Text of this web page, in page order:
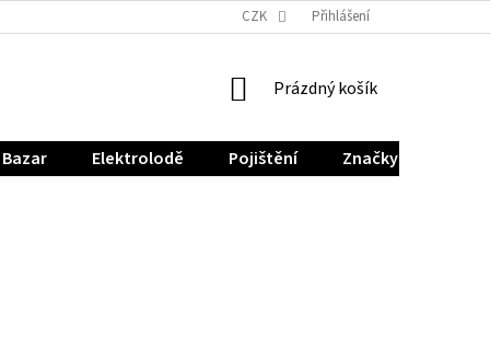
CZK Přihlášení
NÁKUPNÍ
Prázdný košík
Bazar Elektrolodě Pojištění Značky